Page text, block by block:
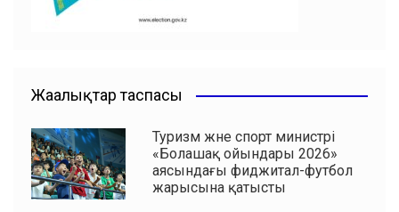
Жаңалықтар таспасы
Туризм және спорт министрі
«Болашақ ойындары 2026»
аясындағы фиджитал-футбол
жарысына қатысты